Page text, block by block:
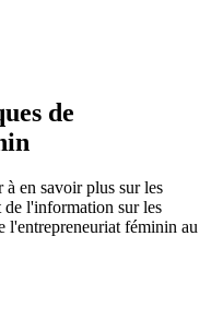
de
en savoir plus sur les
de l'information sur les
l'entrepreneuriat féminin au